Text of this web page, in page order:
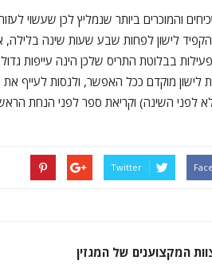
והמוכרים ביותר שנמליץ לכן שעשוי
לישון לפחות שבע שעות שינה בלילה,
בבלוטת התריס שלכן הינה עייפות
לישון מוקדם ככל האפשר, ולנסות לעייף
לפני השינה) וקריאת ספר לפני הנחת
Twitter
המקצוענים של המגזין